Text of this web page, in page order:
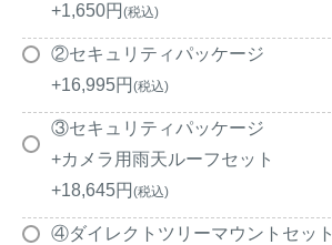
+1,650 税込
②セキュリティパッケージ
+16,995 税込
③セキュリティパッケージ
+カメラ用雨天ルーフセット
+18,645 税込
④ダイレクトツリーマウントセット